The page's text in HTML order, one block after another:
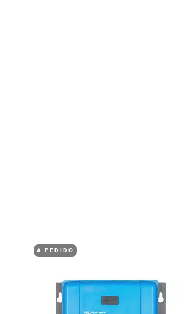
A PEDIDO